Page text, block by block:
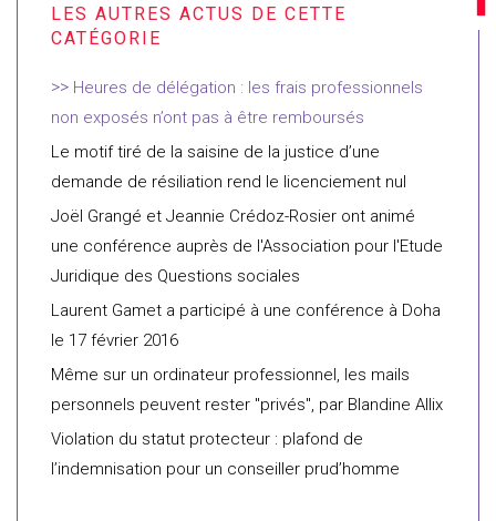
Heures de délégation : les frais professionnels
non exposés n’ont pas à être remboursés
Le motif tiré de la saisine de la justice d’une
demande de résiliation rend le licenciement nul
Joël Grangé et Jeannie Crédoz-Rosier ont animé
une conférence auprès de l'Association pour l'Etude
Juridique des Questions sociales
Laurent Gamet a participé à une conférence à Doha
le 17 février 2016
Même sur un ordinateur professionnel, les mails
personnels peuvent rester "privés", par Blandine Allix
Violation du statut protecteur : plafond de
l’indemnisation pour un conseiller prud’homme